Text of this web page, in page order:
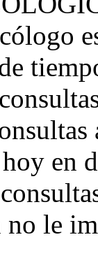
en
no le